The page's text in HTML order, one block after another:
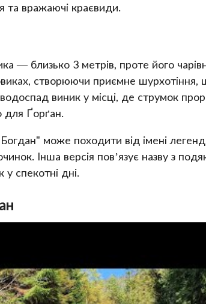
та вражаючі краєвиди.
— близько 3 метрів, проте його
створюючи приємне
водоспад виник у місці, де струмок
для Ґорґан.
може походити від імені
Інша версія пов’язує назву з
у спекотні дні.